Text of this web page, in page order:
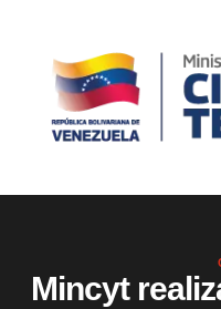
Mincyt